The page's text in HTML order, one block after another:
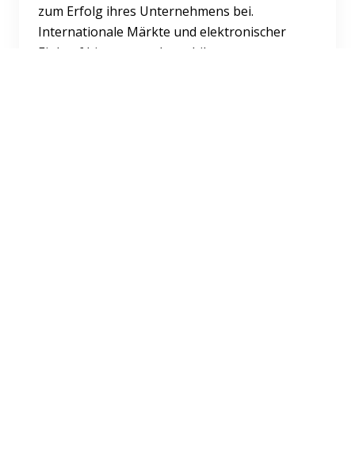
zum Erfolg ihres Unternehmens bei.
Internationale Märkte und elektronischer
Einkauf bieten gerade mobile...